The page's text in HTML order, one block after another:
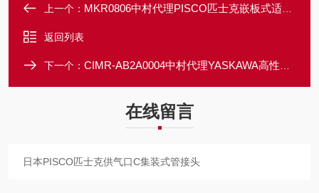
上一个： MKR0806中村代理PISCO匹士克嵌板式适配接头集装式
返回列表
下一个： CIMR-AB2A0004中村代理YASKAWA高性能矢量控制变频器
在线留言